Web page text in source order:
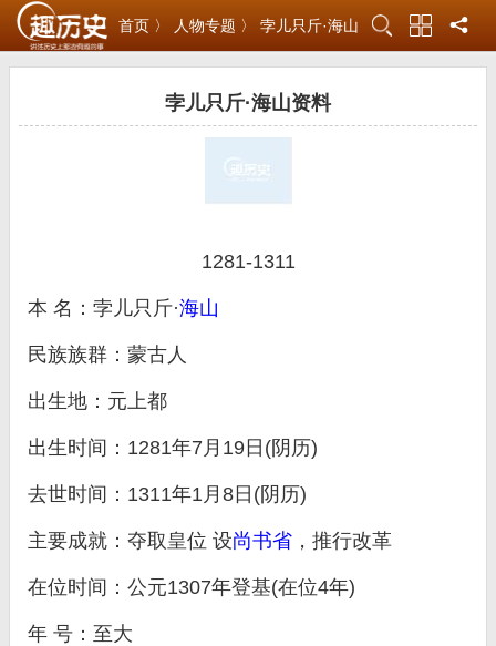
首页 〉 人物专题 〉 孛儿只斤·海山
孛儿只斤·海山资料
1281-1311
本 名：孛儿只斤·海山
民族族群：蒙古人
出生地：元上都
出生时间：1281年7月19日(阴历)
去世时间：1311年1月8日(阴历)
主要成就：夺取皇位 设尚书省 ，推行改革
在位时间：公元1307年登基(在位4年)
年 号：至大